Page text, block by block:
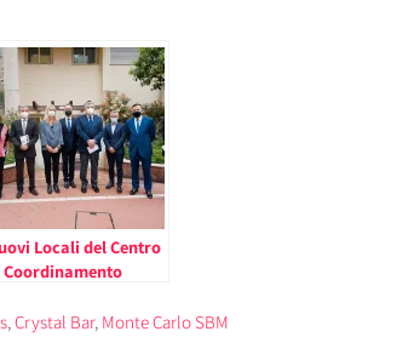
Locali del Centro
,Crystal Bar, Monte Carlo SBM